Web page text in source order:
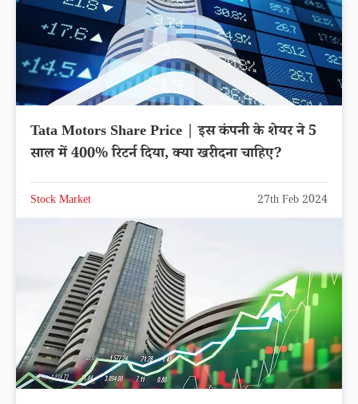
Tata Motors Share Price | इस कंपनी के शेयर ने 5
साल में 400% रिटर्न दिया, क्या खरीदना चाहिए?
Stock Market 27th Feb 2024